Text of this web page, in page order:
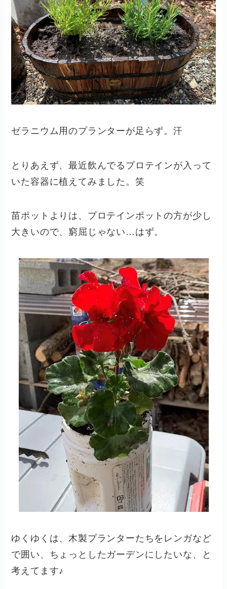
ゼラニウム用のプランターが足らず。汗
とりあえず、最近飲んでるプロテインが入って
いた容器に植えてみました。笑
苗ポットよりは、プロテインポットの方が少し
大きいので、窮屈じゃない…はず。
ゆくゆくは、木製プランターたちをレンガなど
で囲い、ちょっとしたガーデンにしたいな、と
考えてます♪